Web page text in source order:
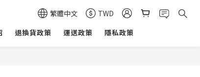
繁體中文
TWD
退換貨政策 運送政策 隱私政策